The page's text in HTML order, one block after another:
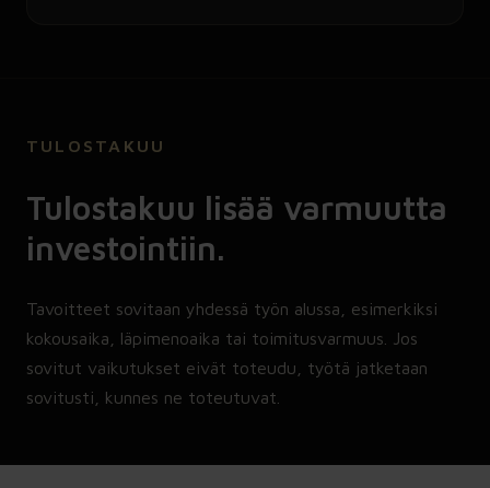
TULOSTAKUU
Tulostakuu lisää varmuutta
investointiin.
Tavoitteet sovitaan yhdessä työn alussa, esimerkiksi
kokousaika, läpimenoaika tai toimitusvarmuus. Jos
sovitut vaikutukset eivät toteudu, työtä jatketaan
sovitusti, kunnes ne toteutuvat.